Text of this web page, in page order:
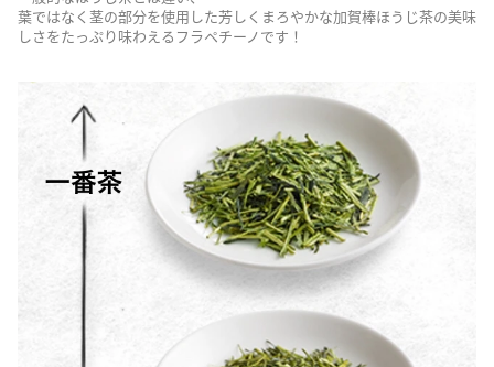
葉ではなく茎の部分を使用した芳しくまろやかな加賀棒ほうじ茶の美味
しさをたっぷり味わえるフラペチーノです！